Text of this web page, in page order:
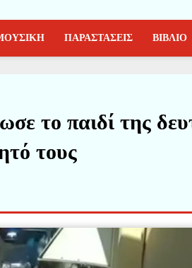
ΠΑΡΑΣΤΑΣΕΙΣ ΒΙΒΛΙΟ
το παιδί της
τους